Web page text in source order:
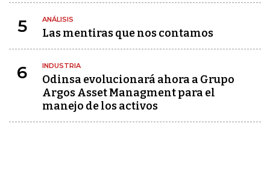
5 ANÁLISIS
Las mentiras que nos contamos
6 INDUSTRIA
Odinsa evolucionará ahora a Grupo
Argos Asset Managment para el
manejo de los activos